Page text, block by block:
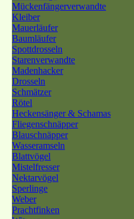
Mückenfängerverwandte
Kleiber
Mauerläufer
Baumläufer
Spottdrosseln
Starenverwandte
Madenhacker
Drosseln
Schmätzer
Rötel
Heckensänger & Schamas
Fliegenschnäpper
Blauschnäpper
Wasseramseln
Blattvögel
Mistelfresser
Nektarvögel
Sperlinge
Weber
Prachtfinken